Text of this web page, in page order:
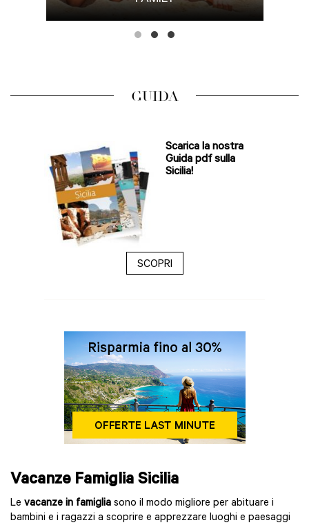
GUIDA
Scarica la nostra
Guida pdf sulla
Sicilia!
SCOPRI
Vacanze Famiglia Sicilia
Le vacanze in famiglia sono il modo migliore per abituare i
bambini e i ragazzi a scoprire e apprezzare luoghi e paesaggi